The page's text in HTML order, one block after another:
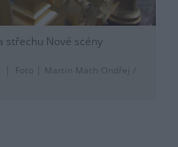
střechu Nové scény
Foto |
Martin Mach Ondřej /